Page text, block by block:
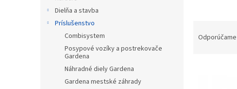
Dielňa a stavba
Príslušenstvo
Combisystem
Posypové vozíky a postrekovače
Gardena
Náhradné diely Gardena
Gardena mestské záhrady
Odporúčame
Výpis